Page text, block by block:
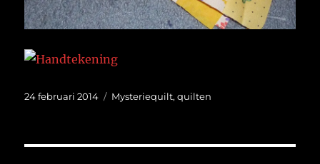
Geplaatst
24 februari 2014 Categorieën
Mysteriequilt,quilten